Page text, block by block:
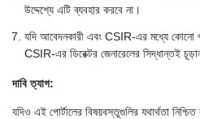
উদ্দেশ্যে এটি ব্যবহার করবে না।
যদি আবেদনকারী এবং CSIR-এর মধ্যে কোনো
CSIR-এর ডিরেক্টর জেনারেলের সিদ্ধান্তই
দাবি ত্যাগ:
যদিও এই পোর্টালের বিষয়বস্তুগুলির যথার্থতা